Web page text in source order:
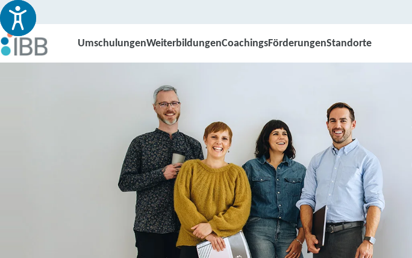
UmschulungenWeiterbildungenCoachingsFörderungenStandorte